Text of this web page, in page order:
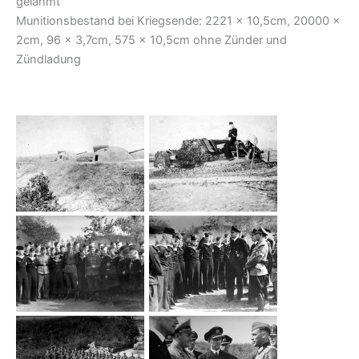
Munitionsbestand bei Kriegsende: 2221 x 10,5cm, 20000 x
2cm, 96 x 3,7cm, 575 x 10,5cm ohne Zünder und
Zündladung